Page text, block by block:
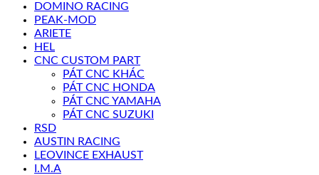
DOMINO RACING
PEAK-MOD
ARIETE
HEL
CNC CUSTOM PART
PÁT CNC KHÁC
PÁT CNC HONDA
PÁT CNC YAMAHA
PÁT CNC SUZUKI
RSD
AUSTIN RACING
LEOVINCE EXHAUST
I.M.A